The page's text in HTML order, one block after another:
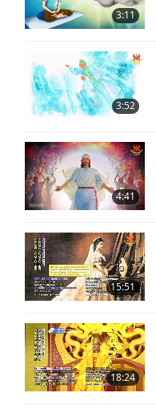
3:11
3:52
4:41
15:51
18:24